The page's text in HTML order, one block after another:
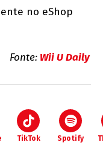
no eShop
Fonte: Wii U Daily
TikTok Spotify